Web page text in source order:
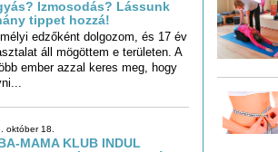
Izmosodás? Lássunk
tippet hozzá!
edzőként dolgozom, és 17 év
áll mögöttem e területen. A
ember azzal keres meg, hogy
október 18.
MAMA KLUB INDUL
a Napfény